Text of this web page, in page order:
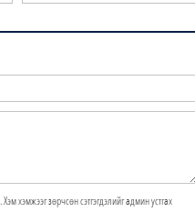
хэмжээг зөрчсөн сэтгэгдэлийг админ устгах